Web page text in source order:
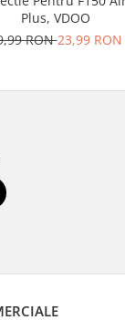
Plus, VDOO
RON23,99 RON